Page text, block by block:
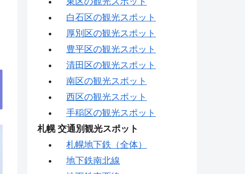
白石区の観光スポット
厚別区の観光スポット
豊平区の観光スポット
清田区の観光スポット
南区の観光スポット
西区の観光スポット
手稲区の観光スポット
札幌 交通別観光スポット
札幌地下鉄（全体）
地下鉄南北線